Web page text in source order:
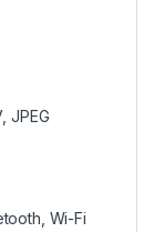
JPEG
Wi-Fi